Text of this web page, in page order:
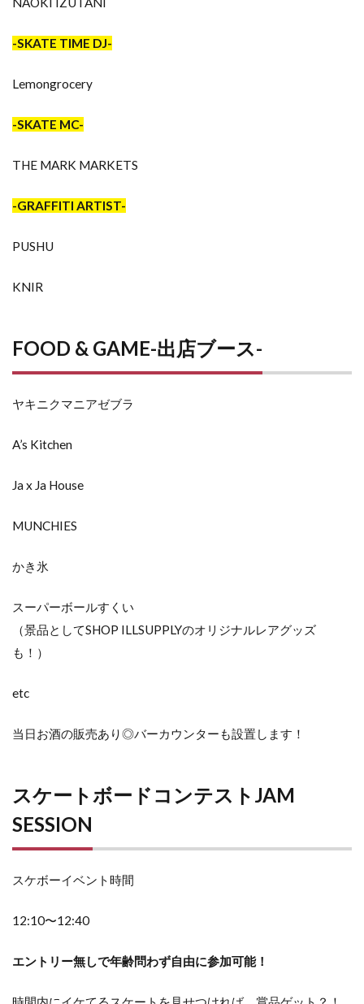
-SKATE TIME DJ-
Lemongrocery
-SKATE MC-
THE MARK MARKETS
-GRAFFITI ARTIST-
PUSHU
KNIR
FOOD & GAME-出店ブース-
ヤキニクマニアゼブラ
A’s Kitchen
Ja x Ja House
MUNCHIES
かき氷
スーパーボールすくい
（景品としてSHOP ILLSUPPLYのオリジナルレアグッズ
も！）
etc
当日お酒の販売あり◎バーカウンターも設置します！
スケートボードコンテストJAM
SESSION
スケボーイベント時間
12:10〜12:40
エントリー無しで年齢問わず自由に参加可能！